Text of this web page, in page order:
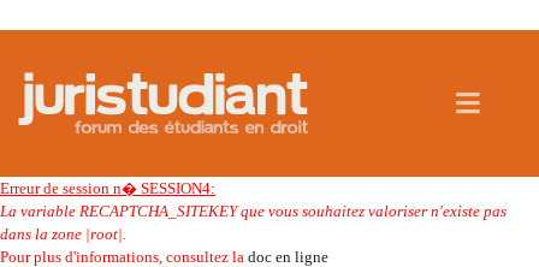
Erreur de session n� SESSION4:
La variable RECAPTCHA_SITEKEY que vous souhaitez valoriser n'existe pas
dans la zone |root|.
Pour plus d'informations, consultez la doc en ligne